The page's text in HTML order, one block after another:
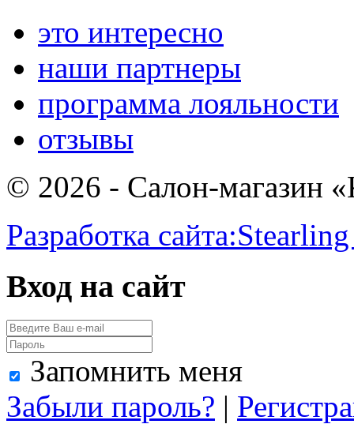
это интересно
наши партнеры
программа лояльности
отзывы
© 2026 - Салон-магазин
Разработка сайта:
Вход на сайт
Запомнить меня
Забыли пароль? |